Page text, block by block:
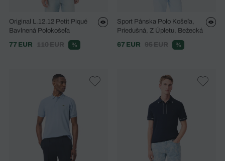
Original L.12.12 Petit Piqué
Bavlnená Polokošeľa
77 EUR
110 EUR %
Sport Pánska Polo Košeľa,
Priedušná, Z Úpletu, Bežecká
67 EUR
95 EUR %